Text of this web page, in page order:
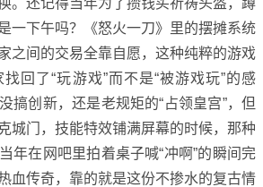
一下午吗？《怒火一刀》里的摆摊系统
之间的交易全靠自愿，这种纯粹的游戏
回了“玩游戏”而不是“被游戏玩”的感
搞创新，还是老规矩的“占领皇宫”，但
城门，技能特效铺满屏幕的时候，那种
年在网吧里拍着桌子喊“冲啊”的瞬间完
血传奇，靠的就是这份不掺水的复古情